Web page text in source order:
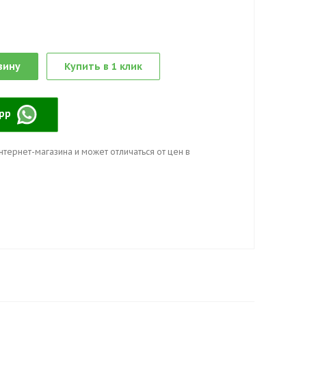
Купить в 1 клик
магазина и может отличаться от цен в